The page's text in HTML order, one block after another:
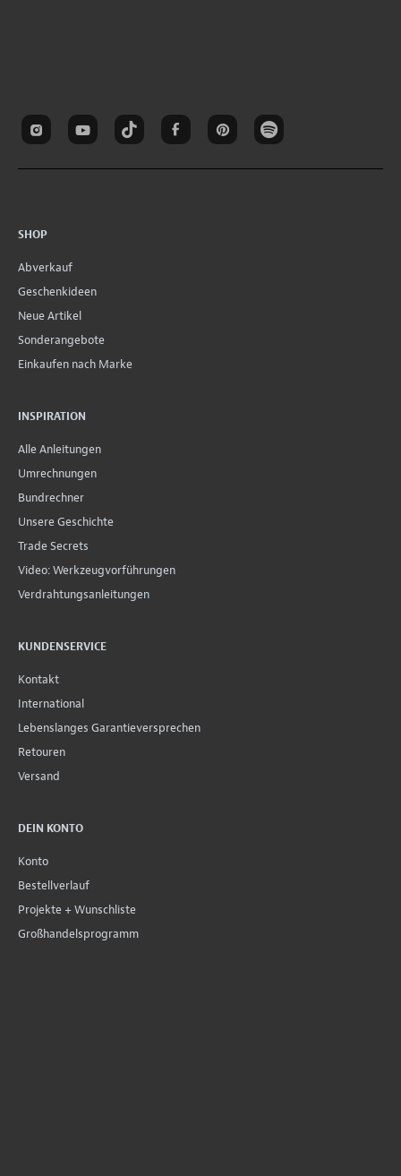
SHOP
Abverkauf
Geschenkideen
Neue Artikel
Sonderangebote
Einkaufen nach Marke
INSPIRATION
Alle Anleitungen
Umrechnungen
Bundrechner
Unsere Geschichte
Trade Secrets
Video: Werkzeugvorführungen
Verdrahtungsanleitungen
KUNDENSERVICE
Kontakt
International
Lebenslanges Garantieversprechen
Retouren
Versand
DEIN KONTO
Konto
Bestellverlauf
Projekte + Wunschliste
Großhandelsprogramm